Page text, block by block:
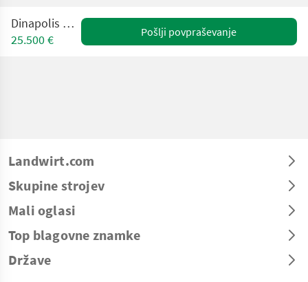
Dinapolis TRV-635
25.500 €
Pošlji povpraševanje
Landwirt.com
Skupine strojev
Mali oglasi
Top blagovne znamke
Države